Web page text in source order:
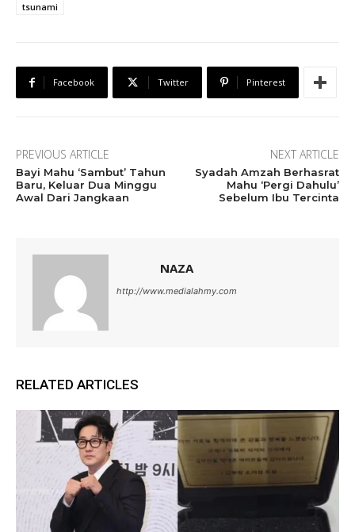
tsunami
Facebook Twitter Pinterest
PREVIOUS ARTICLE
Bayi Mahu ‘Sambut’ Tahun
Baru, Keluar Dua Minggu
Awal Dari Jangkaan
NEXT ARTICLE
Syadah Amzah Berhasrat
Mahu ‘Pergi Dahulu’
Sebelum Ibu Tercinta
NAZA
http://www.medialahmy.com
RELATED ARTICLES